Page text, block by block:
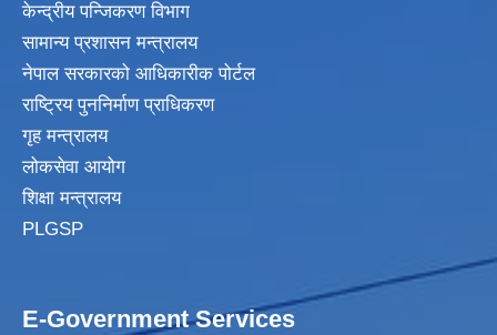
केन्द्रीय पन्जिकरण विभाग
सामान्य प्रशासन मन्त्रालय
नेपाल सरकारको आधिकारीक पोर्टल
राष्ट्रिय पुननिर्माण प्राधिकरण
गृह मन्त्रालय
लोकसेवा आयोग
शिक्षा मन्त्रालय
PLGSP
E-Government Services